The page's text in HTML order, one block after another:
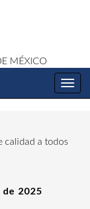
de 2025